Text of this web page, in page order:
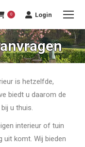
0 Login
is hetzelfde,
biedt u daarom de
u thuis.
interieur of tuin
uit komt. Wij bieden